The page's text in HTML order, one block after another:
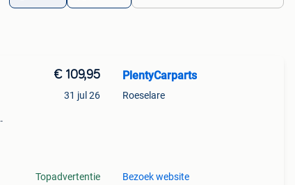
€ 109,95
31 jul 26
Topadvertentie
PlentyCarparts
Roeselare
Bezoek website